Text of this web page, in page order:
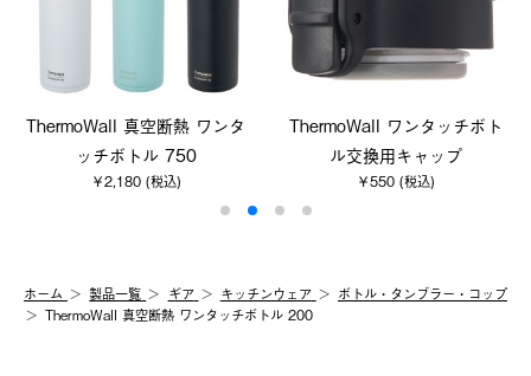
ThermoWall 真空断熱 ワンタ
ッチボトル 750
￥2,180 (税込)
ThermoWall ワンタッチボト
ル交換用キャップ
￥550 (税込)
ホーム 製品⼀覧 ギア キッチンウェア
ボトル・タンブラー・コップ
ThermoWall 真空断熱 ワンタッチボトル 200